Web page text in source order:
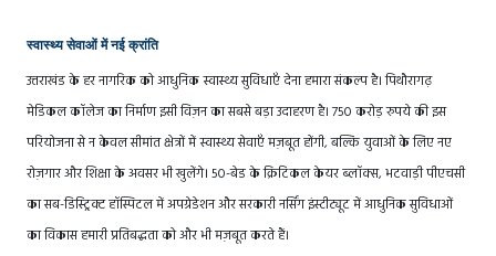
स्वास्थ्य सेवाओं में नई क्रांति
उत्तराखंड के हर नागरिक को आधुनिक स्वास्थ्य सुविधाएँ देना हमारा संकल्प है। पिथौरागढ़
मेडिकल कॉलेज का निर्माण इसी विज़न का सबसे बड़ा उदाहरण है। 750 करोड़ रुपये की इस
परियोजना से न केवल सीमांत क्षेत्रों में स्वास्थ्य सेवाएँ मज़बूत होंगी, बल्कि युवाओं के लिए नए
रोज़गार और शिक्षा के अवसर भी खुलेंगे। 50-बेड के क्रिटिकल केयर ब्लॉक्स, भटवाड़ी पीएचसी
का सब-डिस्ट्रिक्ट हॉस्पिटल में अपग्रेडेशन और सरकारी नर्सिंग इंस्टीट्यूट में आधुनिक सुविधाओं
का विकास हमारी प्रतिबद्धता को और भी मज़बूत करते हैं।